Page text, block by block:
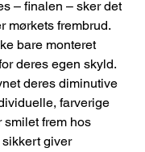
– finalen – sker det
mørkets frembrud.
bare monteret
deres egen skyld.
deres diminutive
farverige
smilet frem hos
giver